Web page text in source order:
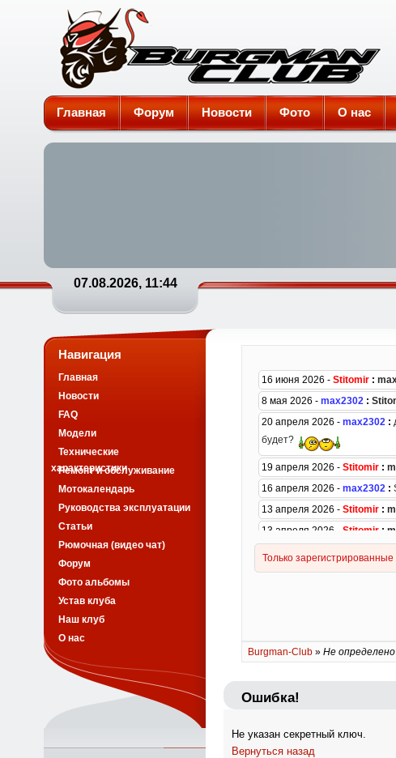
Burgman-Club
Главная Форум Новости Фото О нас
07.08.2026, 11:44
Burgman-Club» Не определено
Ошибка!
Не указан секретный ключ.
Вернуться назад
Навигация
Главная
Новости
FAQ
Модели
Технические
характеристики
Ремонт и обслуживание
Мотокалендарь
Руководства эксплуатации
Статьи
Рюмочная (видео чат)
Форум
Фото альбомы
Устав клуба
Наш клуб
О нас